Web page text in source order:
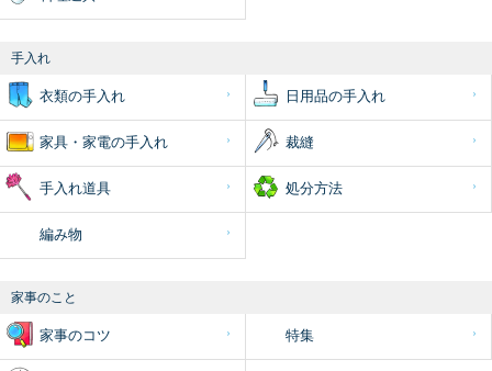
手入れ
衣類の手入れ 日用品の手入れ
家具・家電の手入れ 裁縫
手入れ道具 処分方法
編み物
家事のこと
家事のコツ 特集